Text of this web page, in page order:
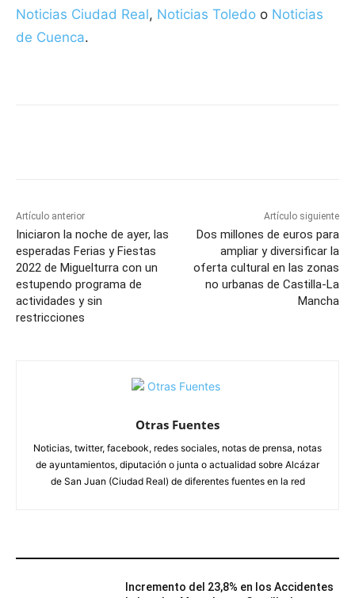
Noticias Ciudad Real, Noticias Toledo o Noticias
de Cuenca.
Artículo anterior
Iniciaron la noche de ayer, las
esperadas Ferias y Fiestas
2022 de Miguelturra con un
estupendo programa de
actividades y sin
restricciones
Artículo siguiente
Dos millones de euros para
ampliar y diversificar la
oferta cultural en las zonas
no urbanas de Castilla-La
Mancha
Otras Fuentes
Noticias, twitter, facebook, redes sociales, notas de prensa, notas
de ayuntamientos, diputación o junta o actualidad sobre Alcázar
de San Juan (Ciudad Real) de diferentes fuentes en la red
Incremento del 23,8% en los Accidentes